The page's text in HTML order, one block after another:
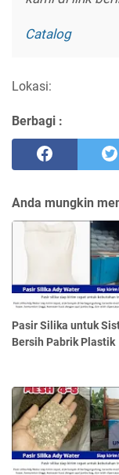
Catalog
Lokasi:
Berbagi :
Anda mungkin
Pasir Silika untuk
Bersih Pabrik Plastik